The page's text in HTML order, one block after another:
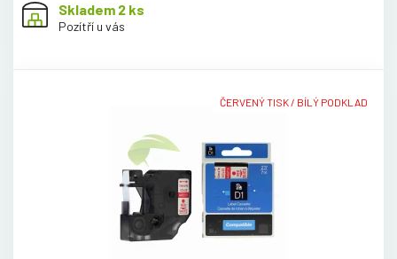
Skladem 2 ks
Pozítří u vás
ČERVENÝ TISK / BÍLÝ PODKLAD